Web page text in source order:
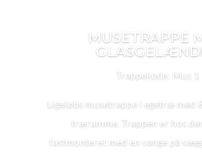
MUSETRAPPE
Trappekode: Mus 1
Ligeløbs musetrappe i egetræ med
træramme. Trappen er hos
fastmonteret med en vange på